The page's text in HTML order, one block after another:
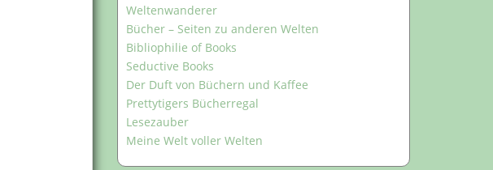
Weltenwanderer
Bücher – Seiten zu anderen Welten
Bibliophilie of Books
Seductive Books
Der Duft von Büchern und Kaffee
Prettytigers Bücherregal
Lesezauber
Meine Welt voller Welten